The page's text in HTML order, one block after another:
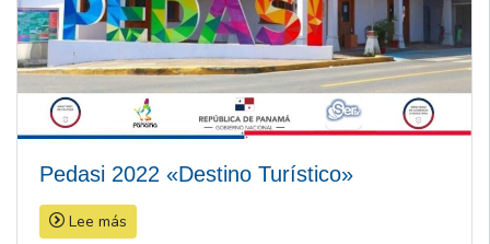
Pedasi 2022 «Destino Turístico»
Lee más